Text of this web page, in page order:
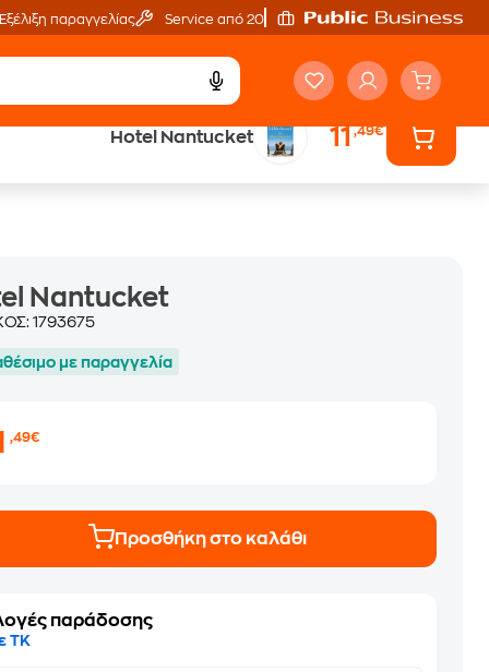
Εξέλιξη παραγγελίας Service από 20'
Hotel Nantucket 11,49€
Έλα στον κόσμο
Nantucket
1793675
με παραγγελία
,49€
Προσθήκη στο καλάθι
παράδοσης
ΤΚ